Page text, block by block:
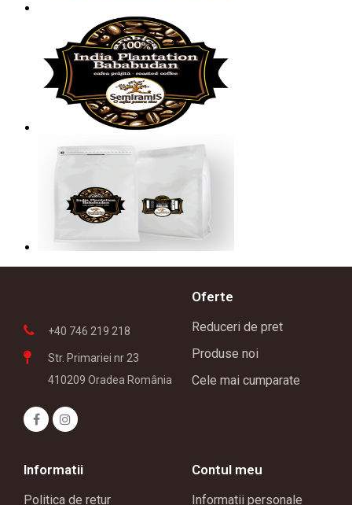
+40 746 219 218
Str. Primariei nr 23
410209 Oradea România
Oferte
Reduceri de pret
Produse noi
Cele mai cumparate
Informatii
Politica de retur
Contul meu
Informatii personale